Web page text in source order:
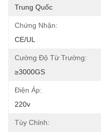
Trung Quốc
Chứng Nhận:
CE/UL
Cường Độ Từ Trường:
≥3000GS
Điện Áp:
220v
Tùy Chỉnh: